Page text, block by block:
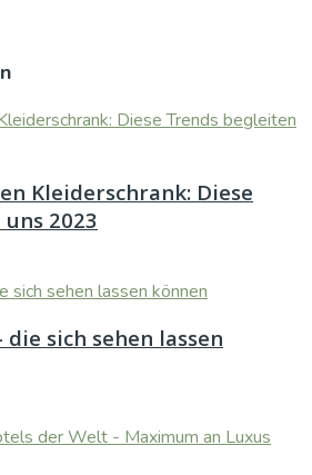
Kleiderschrank: Diese
2023
die sich sehen lassen